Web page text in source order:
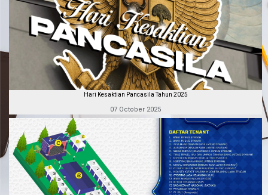
Hari Kesaktian Pancasila Tahun 2025
07 October 2025